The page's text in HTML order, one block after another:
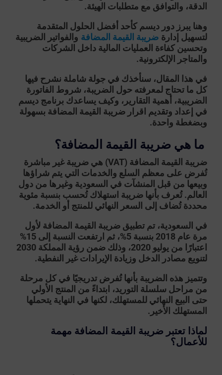
الدقة، والتوافق مع متطلبات الهيئة.
وهنا يبرز دور ديسم كأحد أفضل الحلول المتقدمة
لتسهيل إدارة ضريبة القيمة المضافة والفواتير الضريبية
وتحسين كفاءة العمليات المالية داخل الشركات
والمتاجر الإلكترونية.
في هذا المقال، سنأخذك في جولة شاملة نشرح فيها
كل ما تحتاج لمعرفته حول الضريبة، شروط الفاتورة
الضريبية، أهمية التقارير، وكيف يساعدك برنامج ديسم
في إعداد وتقديم اقرار ضريبة القيمة المضافة بسهولة
وبضغطة واحدة.
ما هي ضريبة القيمة المضافة؟
ضريبة القيمة المضافة (VAT)
هي ضريبة غير مباشرة
تُفرض على معظم السلع والخدمات التي يتم شراؤها
وبيعها من قبل المنشآت في السعودية وغيرها من دول
العالم. تُعرف بأنها ضريبة استهلاك تُحسب بنسبة مئوية
محددة تُضاف إلى السعر النهائي للمنتج أو الخدمة.
في السعودية، تم تطبيق ضريبة القيمة المضافة لأول
مرة عام 2018 بنسبة 5%، ثم ارتفعت النسبة إلى 15%
اعتبارًا من يوليو 2020، وذلك ضمن رؤية المملكة 2030
لتنويع مصادر الدخل وزيادة الإيرادات غير النفطية.
وتتميز هذه الضريبة بأنها تُفرض تدريجيًا في كل مرحلة
من مراحل سلسلة التوريد، ابتداءً من المنتج الأولي
حتى البيع النهائي للمستهلك، لكنها في النهاية يتحملها
المستهلك الأخير.
لماذا تعتبر ضريبة القيمة المضافة مهمة
للأعمال؟